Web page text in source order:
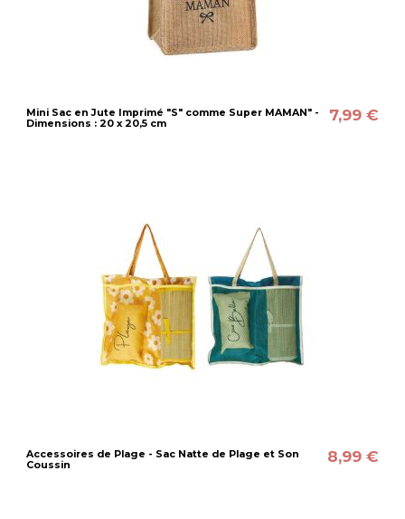
Mini Sac en Jute Imprimé "S" comme Super MAMAN" -
Dimensions : 20 x 20,5 cm
7,99 €
Accessoires de Plage - Sac Natte de Plage et Son
Coussin
8,99 €